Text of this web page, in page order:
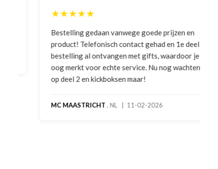
★★★★★
Bestelling gedaan vanwege goede prijzen en
product! Telefonisch contact gehad en 1e deel
bestelling al ontvangen met gifts, waardoor je
oog merkt voor echte service. Nu nog wachten
op deel 2 en kickboksen maar!
MC MAASTRICHT, NL | 11-02-2026